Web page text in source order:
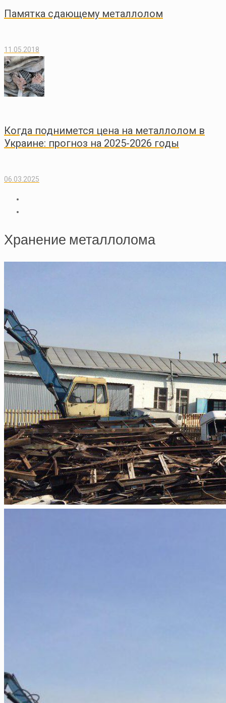
Памятка сдающему металлолом
11.05.2018
Когда поднимется цена на металлолом в
Украине: прогноз на 2025-2026 годы
06.03.2025
Хранение металлолома